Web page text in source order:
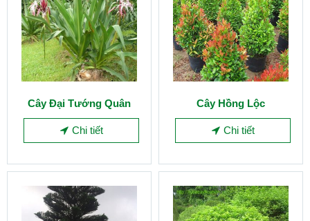
Cây Đại Tướng Quân
Chi tiết
Cây Hồng Lộc
Chi tiết